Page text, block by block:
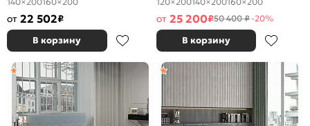
основание, изголовье жесткое
от 22 502₽
В корзину
от 25 200₽50 400 ₽-20%
В корзину